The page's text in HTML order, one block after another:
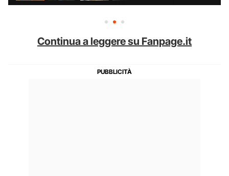
Continua a leggere su Fanpage.it